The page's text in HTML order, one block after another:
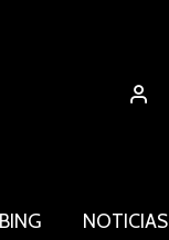
NOTICIAS